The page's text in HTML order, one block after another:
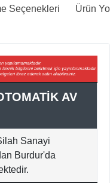
Seçenekleri Ürün
AV
Sanayi
Burdur'da